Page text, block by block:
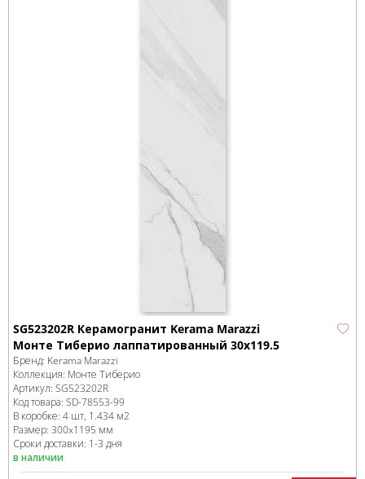
SG523202R Керамогранит Kerama Marazzi
Монте Тиберио лаппатированный 30x119.5
Бренд: Kerama Marazzi
Коллекция: Монте Тиберио
Артикул: SG523202R
Код товара: SD-78553-99
В коробке: 4 шт, 1.434 м2
Размер: 300x1195 мм
Сроки доставки: 1-3 дня
в наличии